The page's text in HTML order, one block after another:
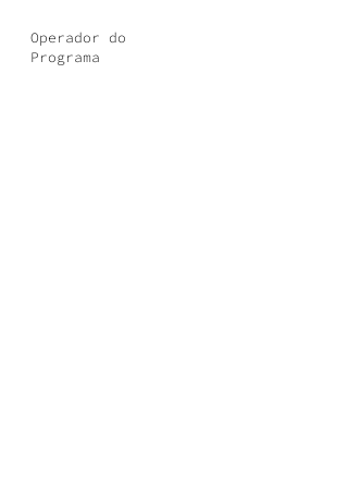
Operador do
Programa